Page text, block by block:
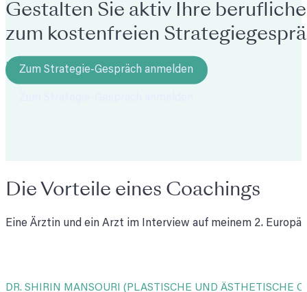
Gestalten Sie aktiv Ihre
zum kostenfreien
HANDELN SIE JETZT!
Die Vorteile eines Coachings
Eine Ärztin und ein Arzt im Interview auf meinem 2.
DR. SHIRIN MANSOURI (PLASTISCHE UND ÄSTHETISCHE